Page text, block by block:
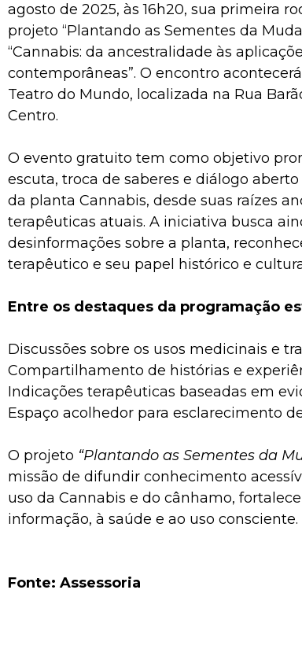
agosto de 2025, às 16h20, sua primeira
projeto “Plantando as Sementes da
“Cannabis: da ancestralidade às
contemporâneas”. O encontro
Teatro do Mundo, localizada na Rua
Centro.
O evento gratuito tem como objetivo
escuta, troca de saberes e diálogo
da planta Cannabis, desde suas raízes
terapêuticas atuais. A iniciativa busca
desinformações sobre a planta,
terapêutico e seu papel histórico e
Entre os destaques da programação
Discussões sobre os usos medicinais e
Compartilhamento de histórias e
Indicações terapêuticas baseadas em
Espaço acolhedor para esclarecimento
O projeto “Plantando as Sementes da
missão de difundir conhecimento
uso da Cannabis e do cânhamo,
informação, à saúde e ao uso consciente.
Fonte: Assessoria